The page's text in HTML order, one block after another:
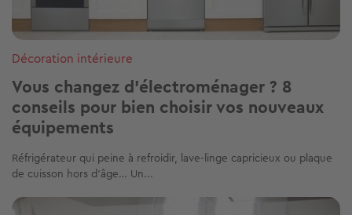
Décoration intérieure
Vous changez d’électroménager ? 8
conseils pour bien choisir vos nouveaux
équipements
Réfrigérateur qui peine à refroidir, lave-linge capricieux ou plaque
de cuisson hors d’âge… Un...
Image